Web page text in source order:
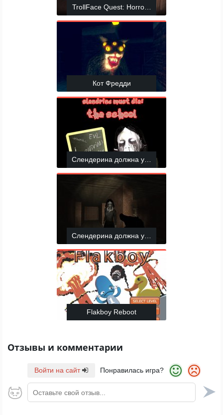
TrollFace Quest: Horror 3
Кот Фредди
Слендерина должна умереть: Школа
Слендерина должна умереть: Лес
Flakboy Reboot
Отзывы и комментарии
Войти на сайт Понравилась игра?
Оставьте свой отзыв...